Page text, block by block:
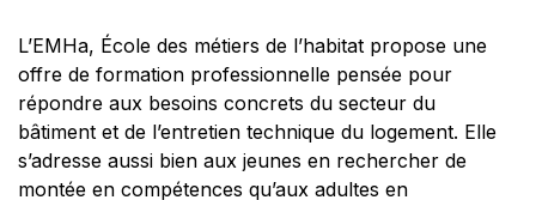
L’EMHa, École des métiers de l’habitat propose une
offre de formation professionnelle pensée pour
répondre aux besoins concrets du secteur du
bâtiment et de l’entretien technique du logement. Elle
s’adresse aussi bien aux jeunes en rechercher de
montée en compétences qu’aux adultes en